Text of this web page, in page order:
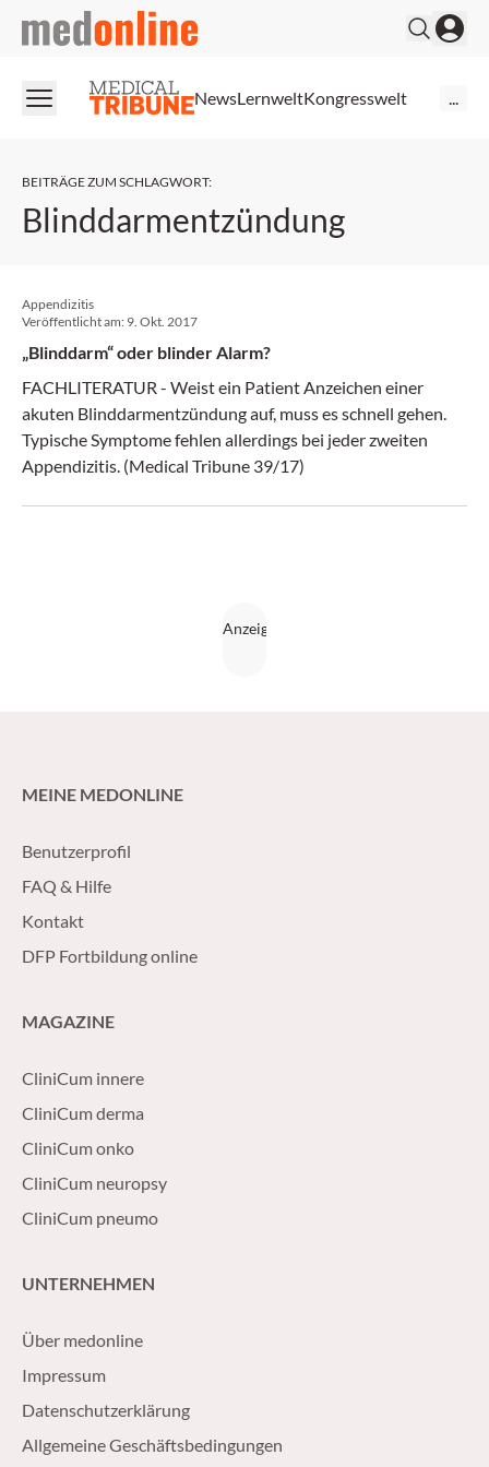
medonline
NewsLernweltKongresswelt
BEITRÄGE ZUM SCHLAGWORT:
Blinddarmentzündung
Appendizitis
Veröffentlicht am: 9. Okt. 2017
„Blinddarm“ oder blinder Alarm?
FACHLITERATUR - Weist ein Patient Anzeichen einer
akuten Blinddarmentzündung auf, muss es schnell gehen.
Typische Symptome fehlen allerdings bei jeder zweiten
Appendizitis. (Medical Tribune 39/17)
MEINE MEDONLINE
Benutzerprofil
FAQ & Hilfe
Kontakt
DFP Fortbildung online
MAGAZINE
CliniCum innere
CliniCum derma
CliniCum onko
CliniCum neuropsy
CliniCum pneumo
UNTERNEHMEN
Über medonline
Impressum
Datenschutzerklärung
Allgemeine Geschäftsbedingungen